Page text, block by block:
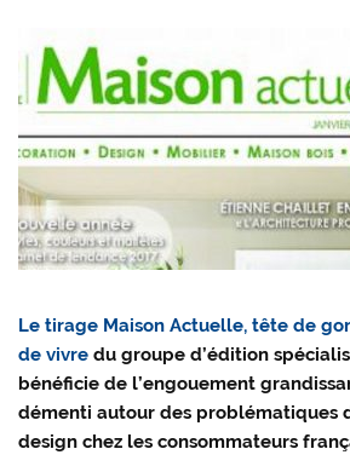
Le tirage Maison Actuelle, tête de
de vivre du groupe d’édition
bénéficie de l’engouement
démenti autour des problématiques
design chez les consommateurs